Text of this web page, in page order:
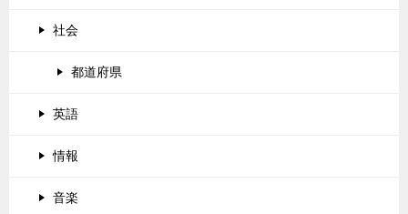
社会
都道府県
英語
情報
音楽